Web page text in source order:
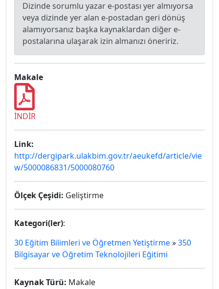
Dizinde sorumlu yazar e-postası yer almıyorsa
veya dizinde yer alan e-postadan geri dönüş
alamıyorsanız başka kaynaklardan diğer e-
postalarına ulaşarak izin almanızı öneririz.
Makale
İNDİR
Link:
http://dergipark.ulakbim.gov.tr/aeukefd/article/vie
w/5000086831/5000080760
Ölçek Çeşidi: Geliştirme
Kategori(ler):
30 Eğitim Bilimleri ve Öğretmen Yetiştirme»350
Bilgisayar ve Öğretim Teknolojileri Eğitimi
Kaynak Türü: Makale